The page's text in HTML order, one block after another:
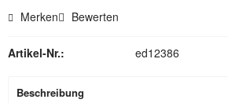
Merken Bewerten
Artikel-Nr.: ed12386
Beschreibung